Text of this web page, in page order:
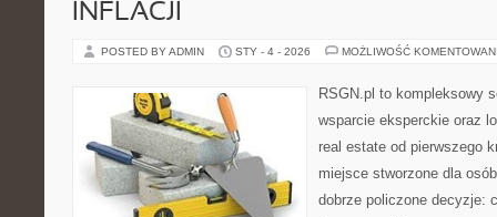
INFLACJI
POSTED BY ADMIN STY - 4 - 2026 MOŻLIWOŚĆ
RSGN.pl to kompleksowy
wsparcie eksperckie oraz
real estate od pierwszego
miejsce stworzone dla
dobrze policzone decyzje: